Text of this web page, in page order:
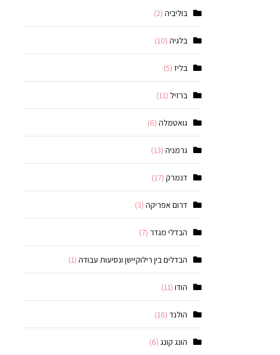
בוליביה (2)
בלגיה (10)
בליז (5)
ברזיל (11)
גואטמלה (6)
גרמניה (13)
דנמרק (17)
דרום אפריקה (3)
הבדלי מגדר (7)
הבדלים בין רילוקיישן ונסיעות עבודה (1)
הודו (11)
הולנד (16)
הונג קונג (6)